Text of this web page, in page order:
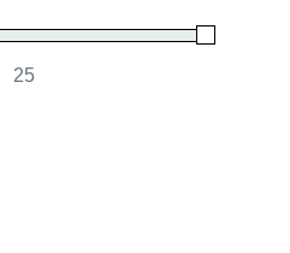
Price
Price